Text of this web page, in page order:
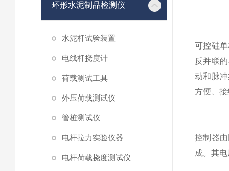
环形水泥制品检测仪
水泥杆试验装置
电线杆挠度计
荷载测试工具
外压荷载测试仪
管桩测试仪
电杆拉力实验仪器
电杆荷载挠度测试仪
可控硅
反并联
动和脉
方便、
控制器
成。其